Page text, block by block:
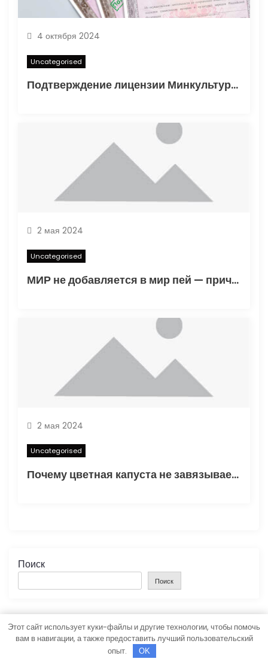
м
4 октября 2024
Uncategorised
Подтверждение лицензии Минкультуры: Важные аспекты и процесс получения
2 мая 2024
Uncategorised
МИР не добавляется в мир пей — причины и решения
2 мая 2024
Uncategorised
Почему цветная капуста не завязывает в открытом грунте — основные факторы и способы решения проблемы
Поиск
Поиск
Последние Публикации
Этот сайт использует куки-файлы и другие технологии, чтобы помочь
вам в навигации, а также предоставить лучший пользовательский
опыт.
OK